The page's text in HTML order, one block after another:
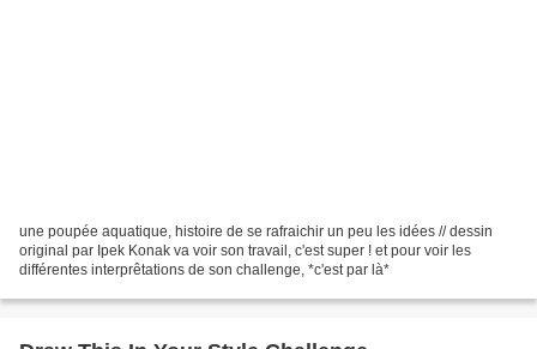
une poupée aquatique, histoire de se rafraichir un peu les idées // dessin
original par Ipek Konak va voir son travail, c'est super ! et pour voir les
différentes interprêtations de son challenge, *c'est par là*